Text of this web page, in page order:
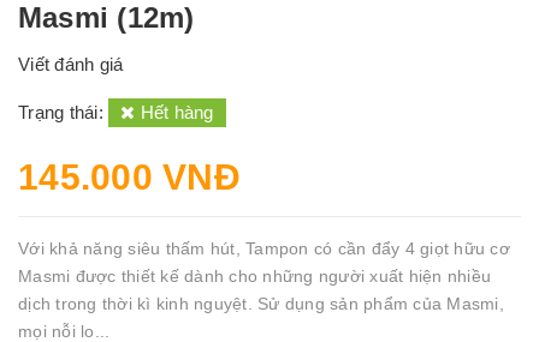
Masmi (12m)
Viết đánh giá
Trạng thái: Hết hàng
145.000 VNĐ
Với khả năng siêu thấm hút, Tampon có cần đẩy 4 giọt hữu cơ
Masmi được thiết kế dành cho những người xuất hiện nhiều
dịch trong thời kì kinh nguyệt. Sử dụng sản phẩm của Masmi,
mọi nỗi lo...